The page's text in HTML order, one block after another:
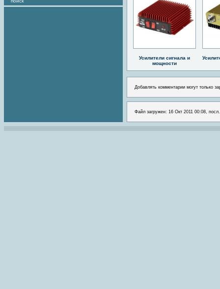
Усилители сигнала и
мощности
Добавлять комментарии могут только
Файл загружен: 16 Окт 2011 00:08,